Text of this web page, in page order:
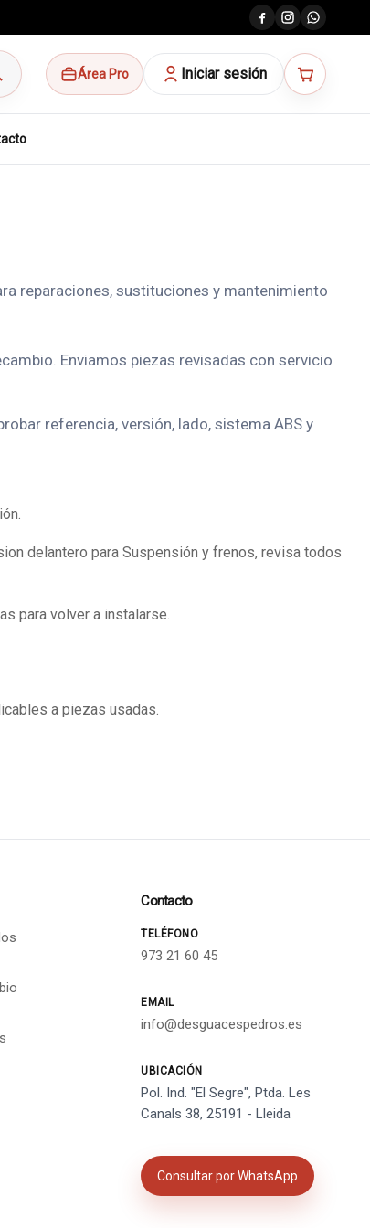
Área Pro Iniciar sesión
reparaciones, sustituciones y mantenimiento
Enviamos piezas revisadas con servicio
referencia, versión, lado, sistema ABS y
delantero para Suspensión y frenos, revisa todos
para volver a instalarse.
a piezas usadas.
Contacto
TELÉFONO
973 21 60 45
EMAIL
info@desguacespedros.es
UBICACIÓN
Pol. Ind. "El Segre", Ptda. Les
Canals 38, 25191 - Lleida
Consultar por WhatsApp